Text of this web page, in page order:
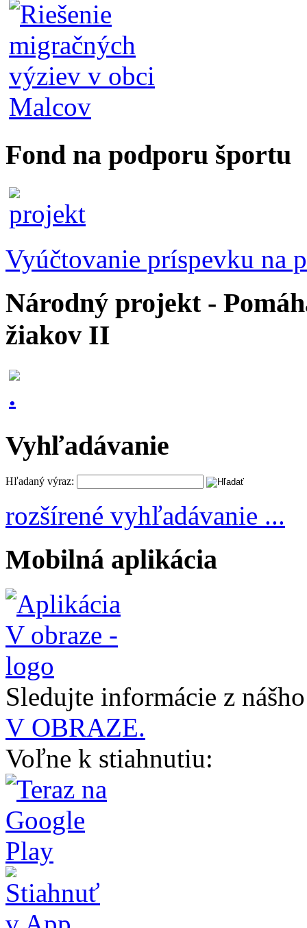
Fond na podporu športu
Vyúčtovanie príspevku na
Národný projekt -
žiakov II
Vyhľadávanie
Hľadaný výraz:
rozšírené vyhľadávanie ...
Mobilná aplikácia
Sledujte informácie z
V OBRAZE.
Voľne k stiahnutiu: